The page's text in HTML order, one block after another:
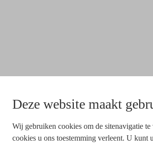
Deze website maakt
Wij gebruiken cookies om de sitenavigatie
cookies u ons toestemming verleent. U